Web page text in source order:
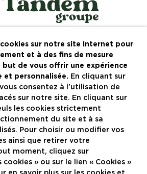
Le groupe
Recrutement
Actualités
nous
à Montpellier
Nous rejoindre
cookies sur notre site Internet pour
et à des fins de mesure
but de vous offrir une expérience
et personnalisée. En cliquant sur
consentez à l'utilisation de
sur notre site. En cliquant sur
les cookies strictement
du site et à sa
Pour choisir ou modifier vos
ainsi que retirer votre
moment, cliquez sur
cookies » ou sur le lien « Cookies »